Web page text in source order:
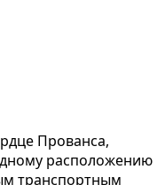
Прованса,
расположению
транспортным